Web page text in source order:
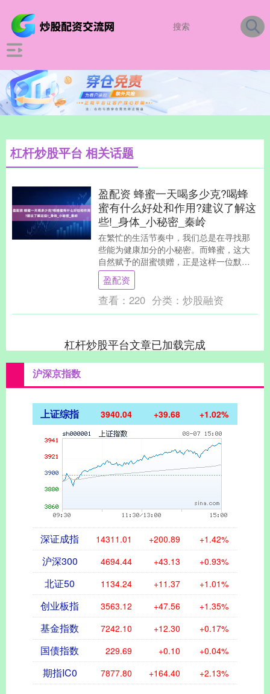
杠杆炒股平台 相关话题
盈配资 蜂蜜一天喝多少克?喝蜂
蜜有什么好处和作用?建议了解这
些!_身体_小秘密_秦岭
在繁忙的生活节奏中，我们总是在寻找那
些能为健康加分的小秘密。而蜂蜜，这大
自然赋予的甜蜜馈赠，正是这样一位默默
无闻的健康守护者。那么，每天喝多少克
蜂蜜为宜？它又能....
盈配资
查看： 220 分类： 炒股融资
杠杆炒股平台文章已加载完成
沪深京指数
上证综指 3940.04 +39.68 +1.02%
深证成指 14311.01 +200.89 +1.42%
沪深300 4694.44 +43.13 +0.93%
北证50 1134.24 +11.37 +1.01%
创业板指 3563.12 +47.56 +1.35%
基金指数 7242.10 +12.30 +0.17%
国债指数 229.69 +0.10 +0.04%
期指IC0 7877.80 +164.40 +2.13%